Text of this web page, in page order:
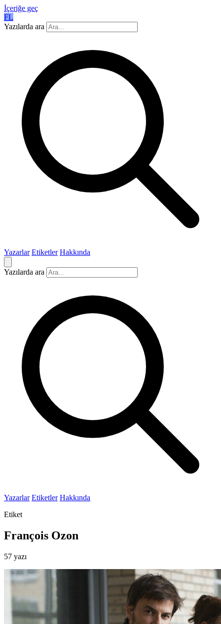
İçeriğe geç
FL
Yazılarda ara
Yazarlar Etiketler Hakkında
Yazılarda ara
Yazarlar Etiketler Hakkında
Etiket
François Ozon
57 yazı